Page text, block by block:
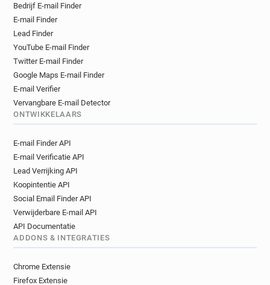
Bedrijf E-mail Finder
E-mail Finder
Lead Finder
YouTube E-mail Finder
Twitter E-mail Finder
Google Maps E-mail Finder
E-mail Verifier
Vervangbare E-mail Detector
ONTWIKKELAARS
E-mail Finder API
E-mail Verificatie API
Lead Verrijking API
Koopintentie API
Social Email Finder API
Verwijderbare E-mail API
API Documentatie
ADDONS & INTEGRATIES
Chrome Extensie
Firefox Extensie